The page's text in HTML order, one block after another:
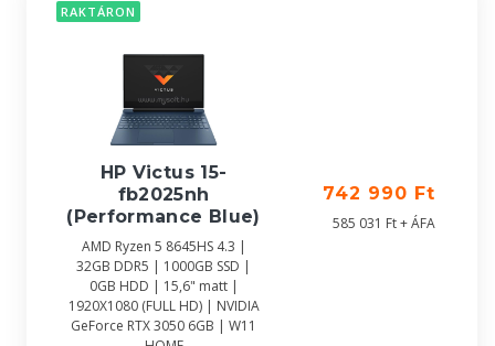
RAKTÁRON
HP Victus 15-
fb2025nh
(Performance Blue)
AMD Ryzen 5 8645HS 4.3 |
32GB DDR5 | 1000GB SSD |
0GB HDD | 15,6" matt |
1920X1080 (FULL HD) | NVIDIA
GeForce RTX 3050 6GB | W11
742 990 Ft
585 031 Ft + ÁFA